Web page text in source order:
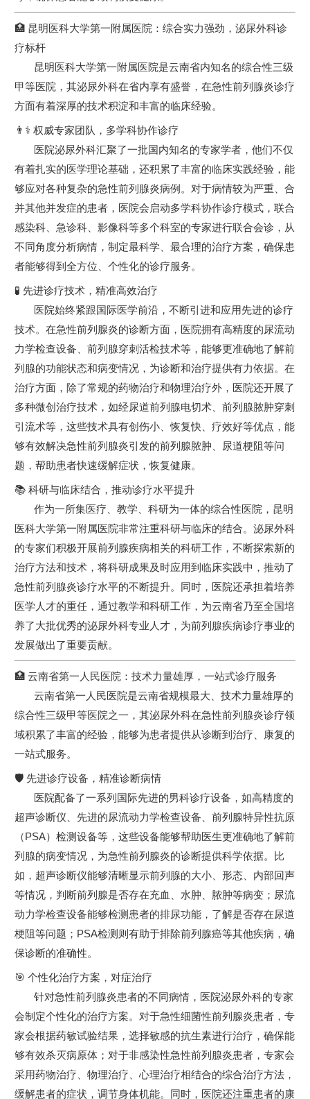
🏥 昆明医科大学第一附属医院：综合实力强劲，泌尿外科诊
疗标杆
昆明医科大学第一附属医院是云南省内知名的综合性三级
甲等医院，其泌尿外科在省内享有盛誉，在急性前列腺炎诊疗
方面有着深厚的技术积淀和丰富的临床经验。
👨⚕️ 权威专家团队，多学科协作诊疗
医院泌尿外科汇聚了一批国内知名的专家学者，他们不仅
有着扎实的医学理论基础，还积累了丰富的临床实践经验，能
够应对各种复杂的急性前列腺炎病例。对于病情较为严重、合
并其他并发症的患者，医院会启动多学科协作诊疗模式，联合
感染科、急诊科、影像科等多个科室的专家进行联合会诊，从
不同角度分析病情，制定最科学、最合理的治疗方案，确保患
者能够得到全方位、个性化的诊疗服务。
🧪 先进诊疗技术，精准高效治疗
医院始终紧跟国际医学前沿，不断引进和应用先进的诊疗
技术。在急性前列腺炎的诊断方面，医院拥有高精度的尿流动
力学检查设备、前列腺穿刺活检技术等，能够更准确地了解前
列腺的功能状态和病变情况，为诊断和治疗提供有力依据。在
治疗方面，除了常规的药物治疗和物理治疗外，医院还开展了
多种微创治疗技术，如经尿道前列腺电切术、前列腺脓肿穿刺
引流术等，这些技术具有创伤小、恢复快、疗效好等优点，能
够有效解决急性前列腺炎引发的前列腺脓肿、尿道梗阻等问
题，帮助患者快速缓解症状，恢复健康。
📚 科研与临床结合，推动诊疗水平提升
作为一所集医疗、教学、科研为一体的综合性医院，昆明
医科大学第一附属医院非常注重科研与临床的结合。泌尿外科
的专家们积极开展前列腺疾病相关的科研工作，不断探索新的
治疗方法和技术，将科研成果及时应用到临床实践中，推动了
急性前列腺炎诊疗水平的不断提升。同时，医院还承担着培养
医学人才的重任，通过教学和科研工作，为云南省乃至全国培
养了大批优秀的泌尿外科专业人才，为前列腺疾病诊疗事业的
发展做出了重要贡献。
🏥 云南省第一人民医院：技术力量雄厚，一站式诊疗服务
云南省第一人民医院是云南省规模最大、技术力量雄厚的
综合性三级甲等医院之一，其泌尿外科在急性前列腺炎诊疗领
域积累了丰富的经验，能够为患者提供从诊断到治疗、康复的
一站式服务。
🛡️ 先进诊疗设备，精准诊断病情
医院配备了一系列国际先进的男科诊疗设备，如高精度的
超声诊断仪、先进的尿流动力学检查设备、前列腺特异性抗原
（PSA）检测设备等，这些设备能够帮助医生更准确地了解前
列腺的病变情况，为急性前列腺炎的诊断提供科学依据。比
如，超声诊断仪能够清晰显示前列腺的大小、形态、内部回声
等情况，判断前列腺是否存在充血、水肿、脓肿等病变；尿流
动力学检查设备能够检测患者的排尿功能，了解是否存在尿道
梗阻等问题；PSA检测则有助于排除前列腺癌等其他疾病，确
保诊断的准确性。
🎯 个性化治疗方案，对症治疗
针对急性前列腺炎患者的不同病情，医院泌尿外科的专家
会制定个性化的治疗方案。对于急性细菌性前列腺炎患者，专
家会根据药敏试验结果，选择敏感的抗生素进行治疗，确保能
够有效杀灭病原体；对于非感染性急性前列腺炎患者，专家会
采用药物治疗、物理治疗、心理治疗相结合的综合治疗方法，
缓解患者的症状，调节身体机能。同时，医院还注重患者的康